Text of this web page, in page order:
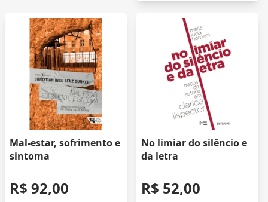
Mal-estar, sofrimento e
sintoma
R$ 92,00
No limiar do silêncio e
da letra
R$ 52,00